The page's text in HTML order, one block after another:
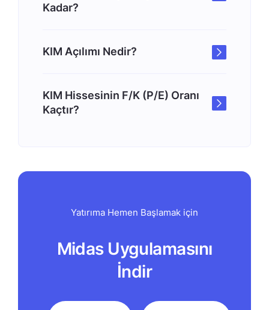
Kadar?
KIM Açılımı Nedir?
KIM Hissesinin F/K (P/E) Oranı
Kaçtır?
Yatırıma Hemen Başlamak için
Midas Uygulamasını
İndir